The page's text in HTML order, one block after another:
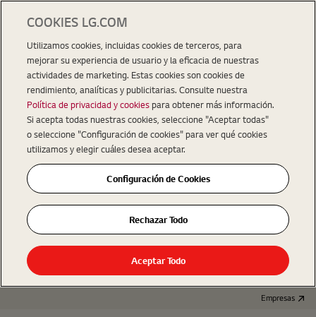
Empresas
COOKIES LG.COM
Utilizamos cookies, incluidas cookies de terceros, para
mejorar su experiencia de usuario y la eficacia de nuestras
actividades de marketing. Estas cookies son cookies de
rendimiento, analíticas y publicitarias. Consulte nuestra
Política de privacidad y cookiespara obtener más información.
Si acepta todas nuestras cookies, seleccione "Aceptar todas"
o seleccione "Configuración de cookies" para ver qué cookies
utilizamos y elegir cuáles desea aceptar.
Configuración de Cookies
Rechazar Todo
Aceptar Todo